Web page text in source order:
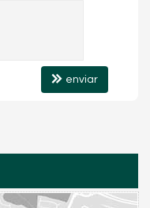
enviar